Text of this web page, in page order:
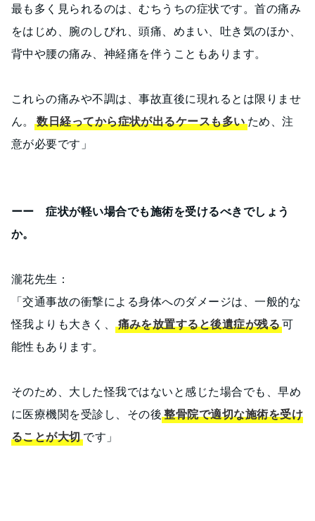
最も多く見られるのは、むちうちの症状です。首の痛み
をはじめ、腕のしびれ、頭痛、めまい、吐き気のほか、
背中や腰の痛み、神経痛を伴うこともあります。
これらの痛みや不調は、事故直後に現れるとは限りませ
ん。
数日経ってから症状が出るケースも多いため、注
意が必要です」
ーー 症状が軽い場合でも施術を受けるべきでしょう
か。
瀧花先生：
「交通事故の衝撃による身体へのダメージは、一般的な
怪我よりも大きく、痛みを放置すると後遺症が残る可
能性もあります。
そのため、大した怪我ではないと感じた場合でも、早め
に医療機関を受診し、その後整骨院で適切な施術を受け
ることが大切 です」